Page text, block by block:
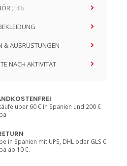
(143)
& AUSRÜSTUNGEN
NACH AKTIVITÄT
über 60 € in Spanien und 200 €
in Spanien mit UPS, DHL oder GLS €
ab 10 €.